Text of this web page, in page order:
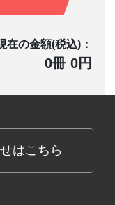
在の金額(税込)：
0冊 0円
はこちら